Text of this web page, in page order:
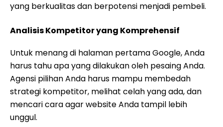
yang berkualitas dan berpotensi menjadi pembeli.
Analisis Kompetitor yang Komprehensif
Untuk menang di halaman pertama Google, Anda
harus tahu apa yang dilakukan oleh pesaing Anda.
Agensi pilihan Anda harus mampu membedah
strategi kompetitor, melihat celah yang ada, dan
mencari cara agar website Anda tampil lebih
unggul.